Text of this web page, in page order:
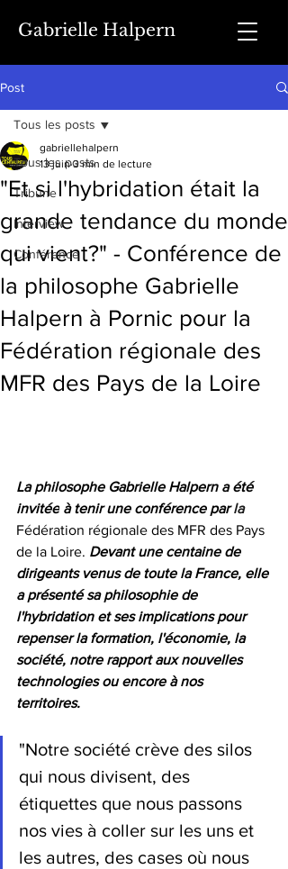
Gabrielle Halpern
Post
Tous les posts
Tribune
Interview
Conférence
Tous les posts
"Et si l'hybridation était la
grande tendance du monde
qui vient?" - Conférence de
la philosophe Gabrielle
Halpern à Pornic pour la
Fédération régionale des
MFR des Pays de la Loire
gabriellehalpern
13 juin 3 min de lecture
La philosophe Gabrielle Halpern a été
invitée à tenir une conférence par la
Fédération régionale des MFR des Pays
de la Loire. Devant une centaine de
dirigeants venus de toute la France, elle
a présenté sa philosophie de
l'hybridation et ses implications pour
repenser la formation, l'économie, la
société, notre rapport aux nouvelles
technologies ou encore à nos
territoires.
"Notre société crève des silos
qui nous divisent, des
étiquettes que nous passons
nos vies à coller sur les uns et
les autres, des cases où nous